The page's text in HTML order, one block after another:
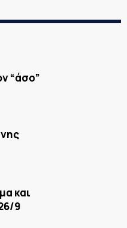
“άσο”
και
9